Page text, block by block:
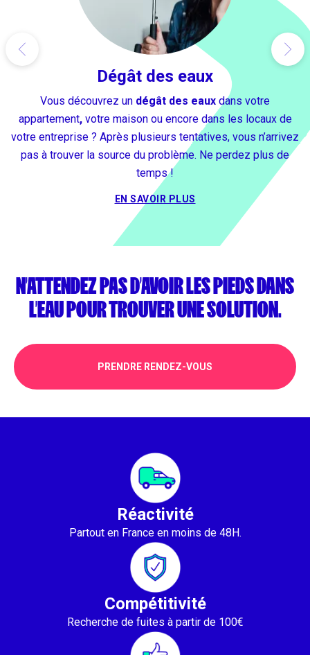
Dégât des eaux
Vous découvrez un dégât des eaux dans votre
appartement, votre maison ou encore dans les locaux de
votre entreprise ? Après plusieurs tentatives, vous n’arrivez
pas à trouver la source du problème. Ne perdez plus de
temps !
EN SAVOIR PLUS
N'ATTENDEZ PAS D'AVOIR LES PIEDS DANS
L'EAU POUR TROUVER UNE SOLUTION.
PRENDRE RENDEZ-VOUS
Réactivité
Partout en France en moins de 48H.
Compétitivité
Recherche de fuites à partir de 100€